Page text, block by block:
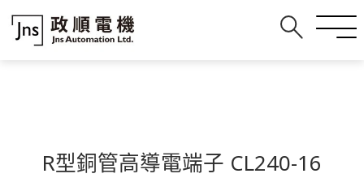
R型銅管高導電端子 CL240-16